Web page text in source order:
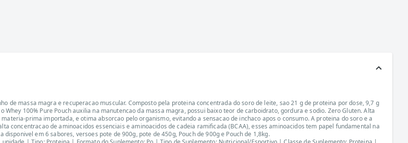
de massa magra e recuperacao muscular. Composto pela proteina concentrada do soro de leite, sao 21 g de proteina por dose, 9,7 g
100% Pure Pouch auxilia na manutencao da massa magra, possui baixo teor de carboidrato, gordura e sodio. Zero Gluten. Alta
prima importada, e otima absorcao pelo organismo, evitando a sensacao de inchaco apos o consumo. A proteina do soro e a
concentracao de aminoacidos essenciais e aminoacidos de cadeia ramificada (BCAA), esses aminoacidos tem papel fundamental na
em 6 sabores, versoes pote de 900g, pote de 450g, Pouch de 900g e Pouch de 1,8kg.